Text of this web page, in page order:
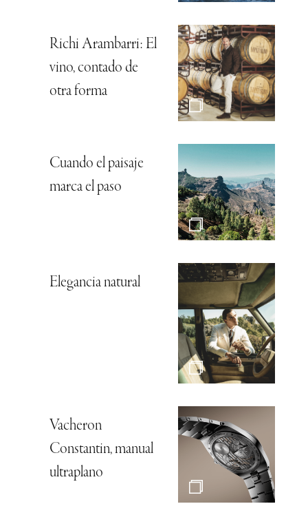
Richi Arambarri: El
vino, contado de
otra forma
Cuando el paisaje
marca el paso
Elegancia natural
Vacheron
Constantin, manual
ultraplano